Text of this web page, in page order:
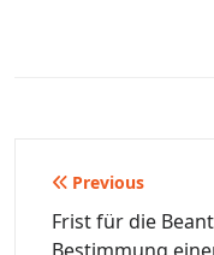
Previous
Frist für die